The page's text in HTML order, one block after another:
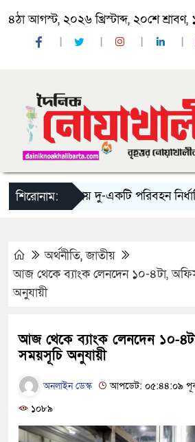
৪ঠা আগস্ট, ২০২৬ খ্রিস্টাব্দ, ২০শে শ্রাবণ,
শিরোনাম:
‘ঈদ যাত্রায় দু-একটি পরিবহন নির্ধারিত
অর্থনীতি,জাতীয়
আজ থেকে ব‌্যাংক লেনদেন ১০-৪টা,
অনুযায়ী
আজ থেকে ব‌্যাংক লেনদেন ১০-
সময়সূচি অনুযায়ী
অনলাইন ডেস্ক
আপডেট: ০৫:৪৪:০৯
১০৮৯